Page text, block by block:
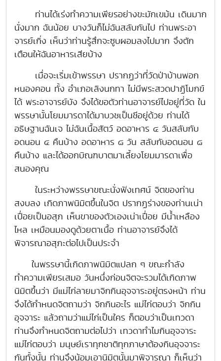
ท่านได้เร่งทำความเพียรอย่างขะมักเขม้น เดินมาก
นั่งมาก ฉันน้อย บางวันก็ไม่ฉันสลับกันไป ท่านพระอา
จารย์เกิ่ง เห็นว่าท่านรู้สึกจะซูบผอมลงไปมาก จึงตัก
เตือนให้ฉันอาหารเสียบ้าง
เมื่อจะเริ่มเข้าพรรษา ปรากฏว่าที่วัดป่าบ้านพอก
หนองคอน ทั้ง อำเภอเลิงนกทา ไม่มีพระสวดปาฏิโมกข์
ได้ พระอาจารย์บัง จึงได้ขอตัวท่านอาจารย์ไปอยู่ที่วัด ใน
พรรษานั้นโยมมารดาได้มาบวชเป็นชีอยู่ด้วย ท่านได้
อธิษฐานฉันเจ ไม่ฉันเนื้อสัตว์ อดอาหาร ๔ วันสลับกับ
อดนอน ๔ คืนบ้าง อดอาหาร ๘ วัน สลับกับอดนอน ๘
คืนบ้าง และได้ออกบิณฑบาตมาเลี้ยงโยมมารดาเพื่อ
สนองคุณ
ในระหว่างพรรษาขณะนั่งฟังเทศน์ จิตของท่าน
สงบลง เกิดภาพนิมิตขึ้นในจิต ปรากฏร่างของท่านเน่า
เปื่อยเป็นอสุภ เห็นขาของตัวเองเน่าเปื่อย มีน้ำเหลือง
ไหล เหมือนมองดูด้วยตาเนื้อ ท่านอาจารย์จึงได้
พิจารณาอสุภะต่อไปเป็นประจำ
ในพรรษานี้เกิดภาพนิมิตแปลก ๆ ขณะกำลัง
ทำความเพียรเสมอ วันหนึ่งก่อนจิตจะรวมได้เกิดภาพ
นิมิตขึ้นว่า มีแม่ไก่ลายมาจิกกินอุจจาระอยู่ตรงหน้า ท่าน
จึงได้กำหนดจิตถามว่า จิกกินอะไร แม่ไก่ตอบว่า จิกกิน
อุจจาระ แล้วถามว่าแม่ไก่เป็นใคร ก็ตอบว่าเป็นเทวดา
ท่านจึงกำหนดจิตถามต่อไปว่า เทวดาทำไมกินอุจจาระ
แม่ไก่ตอบว่า มนุษย์เราทุกชาติทุกภาษาต้องกินอุจจาระ
กันทั้งนั้น ท่านจึงน้อมเอานิมิตนั้นมาพิจารณา ก็เห็นว่า